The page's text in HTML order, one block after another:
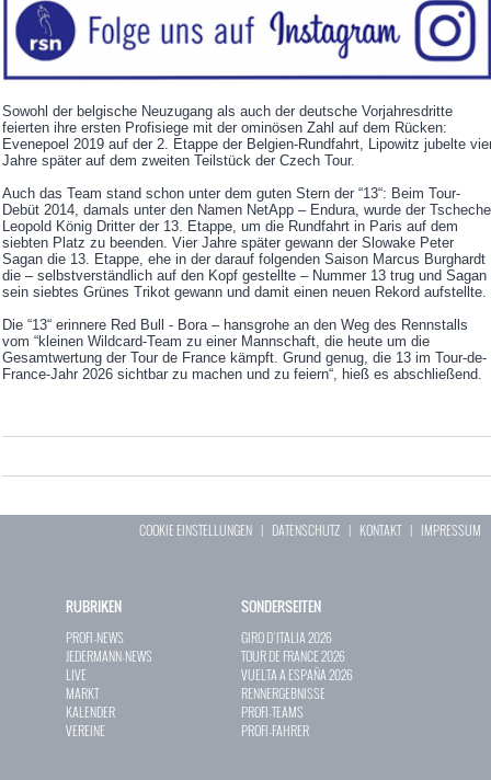
Sowohl der belgische Neuzugang als auch der deutsche Vorjahresdritte
feierten ihre ersten Profisiege mit der ominösen Zahl auf dem Rücken:
Evenepoel 2019 auf der 2. Etappe der Belgien-Rundfahrt, Lipowitz jubelte
Jahre später auf dem zweiten Teilstück der Czech Tour.
Auch das Team stand schon unter dem guten Stern der “13“: Beim Tour-
Debüt 2014, damals unter den Namen NetApp – Endura, wurde der Tscheche
Leopold König Dritter der 13. Etappe, um die Rundfahrt in Paris auf dem
siebten Platz zu beenden. Vier Jahre später gewann der Slowake Peter
Sagan die 13. Etappe, ehe in der darauf folgenden Saison Marcus Burghardt
die – selbstverständlich auf den Kopf gestellte – Nummer 13 trug und Sagan
sein siebtes Grünes Trikot gewann und damit einen neuen Rekord aufstellte.
Die “13“ erinnere Red Bull - Bora – hansgrohe an den Weg des Rennstalls
vom “kleinen Wildcard-Team zu einer Mannschaft, die heute um die
Gesamtwertung der Tour de France kämpft. Grund genug, die 13 im Tour-de-
France-Jahr 2026 sichtbar zu machen und zu feiern“, hieß es abschließend.
COOKIE EINSTELLUNGEN | DATENSCHUTZ | KONTAKT| IMPRESSUM
RUBRIKEN
PROFI-NEWS
JEDERMANN-NEWS
LIVE
MARKT
KALENDER
VEREINE
SONDERSEITEN
GIRO D`ITALIA 2026
TOUR DE FRANCE 2026
VUELTA A ESPAÑA 2026
RENNERGEBNISSE
PROFI-TEAMS
PROFI-FAHRER